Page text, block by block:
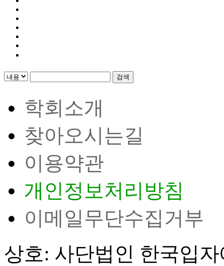
검색
학회소개
찾아오시는길
이용약관
개인정보처리방침
이메일무단수집거부
상호: 사단법인 한국입